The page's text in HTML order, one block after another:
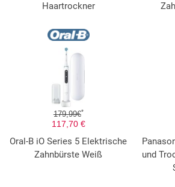
Haartrockner
179,99€*
117,70 €
Oral-B iO Series 5 Elektrische
Zahnbürste Weiß
und